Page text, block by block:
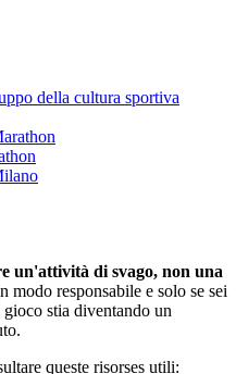
della cultura sportiva
un'attività di svago, non una
modo responsabile e solo se sei
stia diventando un
queste risorses utili: